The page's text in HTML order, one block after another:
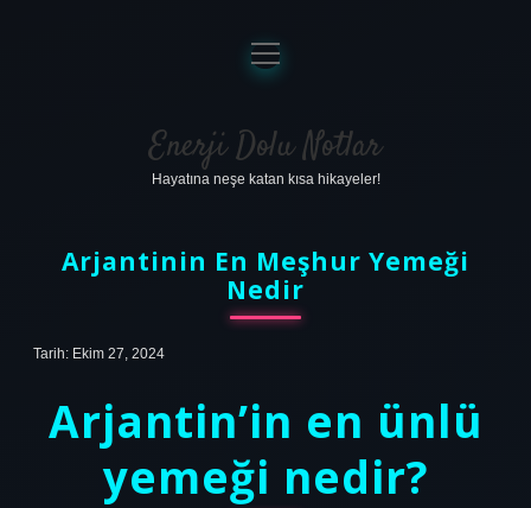
Anasayfa
Gizlilik Politikası
Yasal Uyarı
menüyü
aç
Enerji Dolu Notlar
Hayatına neşe katan kısa hikayeler!
Arjantinin En Meşhur Yemeği
Nedir
Tarih: Ekim 27, 2024
Arjantin’in en ünlü
yemeği nedir?